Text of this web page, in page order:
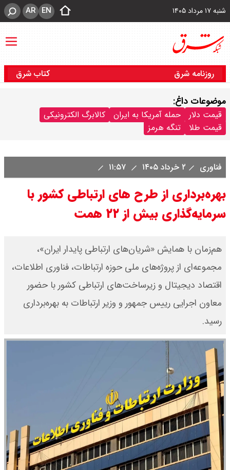
شنبه ۱۷ مرداد ۱۴۰۵ EN
AR
روزنامه شرق کتاب شرق
موضوعات داغ:
قیمت دلار حمله آمریکا به ایران
کالابرگ الکترونیکی
قیمت طلا
تنگه هرمز
فناوری ۲ خرداد ۱۴۰۵
بهره‌برداری از طرح های ارتباطی کشور با
سرمایه‌گذاری بیش از ۲۲ همت
هم‌زمان با همایش «شریان‌های ارتباطی پایدار ایران»،
مجموعه‌ای از پروژه‌های ملی حوزه ارتباطات، فناوری اطلاعات،
اقتصاد دیجیتال و زیرساخت‌های ارتباطی کشور با حضور
معاون اجرایی رییس جمهور و وزیر ارتباطات به بهره‌برداری
رسید.